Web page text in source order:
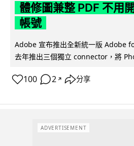
體修圖兼整 PDF 不用
帳號
Adobe 宣布推出全新統一版 Adobe
去年推出三個獨立 connector，將
100 2 ↗ 分享
ADVERTISEMENT